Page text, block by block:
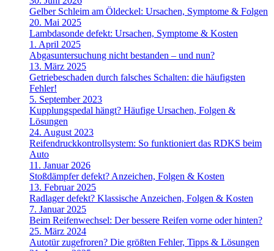
Gelber Schleim am Öldeckel: Ursachen, Symptome & Folgen
20. Mai 2025
Lambdasonde defekt: Ursachen, Symptome & Kosten
1. April 2025
Abgasuntersuchung nicht bestanden – und nun?
13. März 2025
Getriebeschaden durch falsches Schalten: die häufigsten
Fehler!
5. September 2023
Kupplungspedal hängt? Häufige Ursachen, Folgen &
Lösungen
24. August 2023
Reifendruckkontrollsystem: So funktioniert das RDKS beim
Auto
11. Januar 2026
Stoßdämpfer defekt? Anzeichen, Folgen & Kosten
13. Februar 2025
Radlager defekt? Klassische Anzeichen, Folgen & Kosten
7. Januar 2025
Beim Reifenwechsel: Der bessere Reifen vorne oder hinten?
25. März 2024
Autotür zugefroren? Die größten Fehler, Tipps & Lösungen